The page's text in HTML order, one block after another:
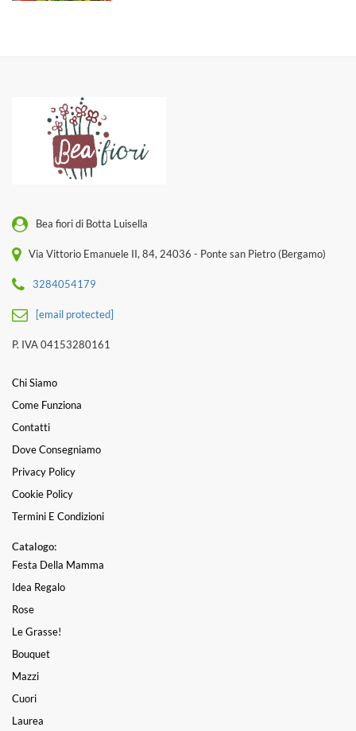
Bea fiori di Botta Luisella
Via Vittorio Emanuele II, 84, 24036 - Ponte san Pietro (Bergamo)
3284054179
[email protected]
P. IVA 04153280161
Chi Siamo
Come Funziona
Contatti
Dove Consegniamo
Privacy Policy
Cookie Policy
Termini E Condizioni
Catalogo:
Festa Della Mamma
Idea Regalo
Rose
Le Grasse!
Bouquet
Mazzi
Cuori
Laurea